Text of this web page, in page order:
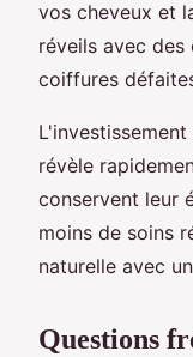
vos cheveux et
réveils avec des
coiffures
révèle
conservent leur
moins de soins
naturelle avec
Questions